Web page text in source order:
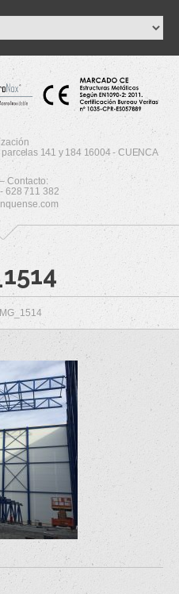
141 y 184 16004 - CUENCA
Contacto:
628 711 382